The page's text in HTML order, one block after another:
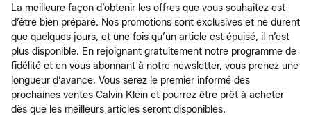
La meilleure façon d’obtenir les offres que vous souhaitez est
d’être bien préparé. Nos promotions sont exclusives et ne durent
que quelques jours, et une fois qu’un article est épuisé, il n’est
plus disponible. En rejoignant gratuitement notre programme de
fidélité et en vous abonnant à notre newsletter, vous prenez une
longueur d’avance. Vous serez le premier informé des
prochaines ventes Calvin Klein et pourrez être prêt à acheter
dès que les meilleurs articles seront disponibles.